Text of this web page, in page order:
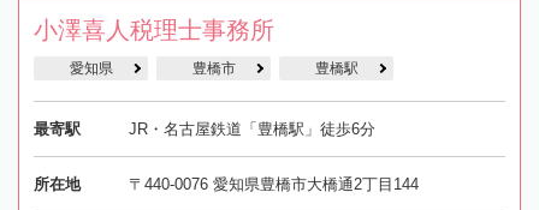
小澤喜人税理士事務所
愛知県 豊橋市 豊橋駅
最寄駅 JR・名古屋鉄道「豊橋駅」徒歩6分
所在地 〒440-0076 愛知県豊橋市大橋通2丁目144